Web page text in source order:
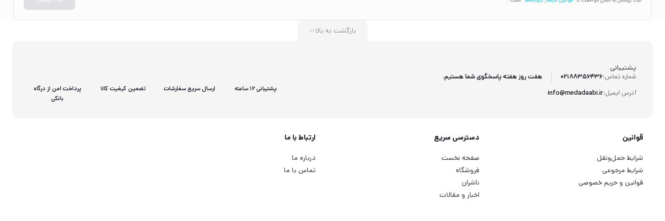
پشتیبانی
شماره تماس:02188356436
آدرس ایمیل:info@medadaabi.ir
هفت روز هفته پاسخگوی شما هستیم.
بازگشت به بالا
پشتیبانی 12 ساعته ارسال سریع سفارشات تضمین کیفیت کالا
پرداخت امن از درگاه
بانکی
قوانین
شرایط حمل‌ونقل
شرایط مرجوعی
قوانین و حریم خصوصی
دسترسی سریع
صفحه نخست
فروشگاه
ناشران
اخبار و مقالات
ارتباط با ما
درباره ما
تماس با ما